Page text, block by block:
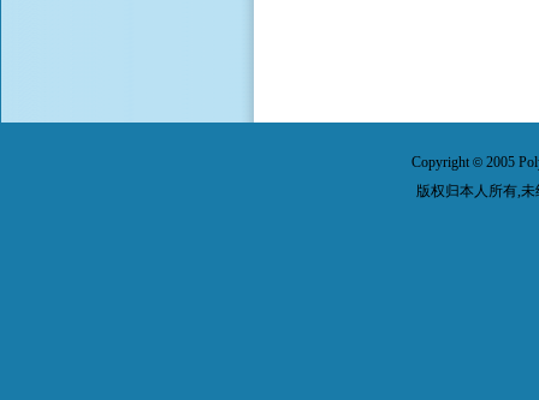
Copyright© 2005
版权归本人所有,